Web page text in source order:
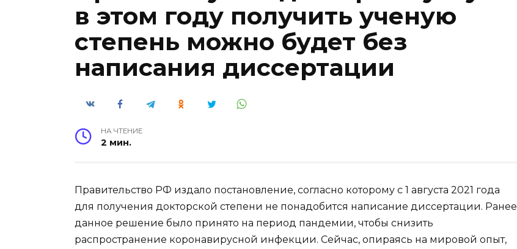
в этом году получить ученую
степень можно будет без
написания диссертации
НА ЧТЕНИЕ
2 мин.
Правительство РФ издало постановление, согласно которому с 1 августа 2021 года
для получения докторской степени не понадобится написание диссертации. Ранее
данное решение было принято на период пандемии, чтобы снизить
распространение коронавирусной инфекции. Сейчас, опираясь на мировой опыт,